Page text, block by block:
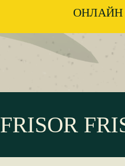
ОНЛАЙН
FRISOR